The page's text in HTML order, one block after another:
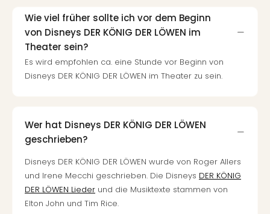
Wie viel früher sollte ich vor dem Beginn
von Disneys DER KÖNIG DER LÖWEN im
Theater sein?
Es wird empfohlen ca. eine Stunde vor Beginn von
Disneys DER KÖNIG DER LÖWEN im Theater zu sein.
Wer hat Disneys DER KÖNIG DER LÖWEN
geschrieben?
Disneys DER KÖNIG DER LÖWEN wurde von Roger Allers
und Irene Mecchi geschrieben. Die Disneys DER KÖNIG
DER LÖWEN Lieder und die Musiktexte stammen von
Elton John und Tim Rice.